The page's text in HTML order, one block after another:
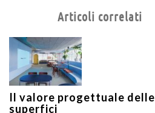
Articoli correlati
Il valore progettuale delle
superfici